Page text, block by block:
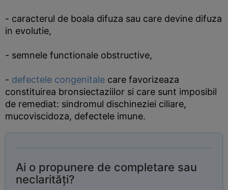
- caracterul de boala difuza sau care devine difuza
in evolutie,
- semnele functionale obstructive,
- defectele congenitale care favorizeaza
constituirea bronsiectaziilor si care sunt imposibil
de remediat: sindromul dischineziei ciliare,
mucoviscidoza, defectele imune.
Ai o propunere de completare sau
neclarități?